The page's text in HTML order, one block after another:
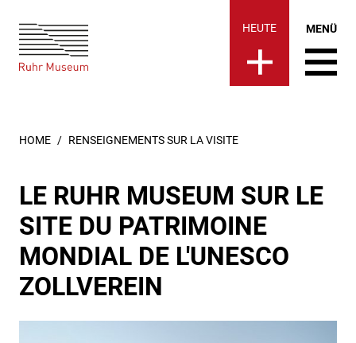
HEUTE MENÜ
SIE SIND HIER:
HOME RENSEIGNEMENTS SUR LA VISITE
LE RUHR MUSEUM SUR LE
SITE DU PATRIMOINE
MONDIAL DE L'UNESCO
ZOLLVEREIN